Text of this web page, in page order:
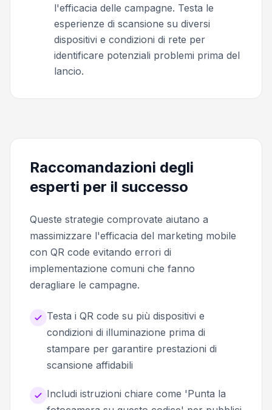
l'efficacia delle campagne. Testa le
esperienze di scansione su diversi
dispositivi e condizioni di rete per
identificare potenziali problemi prima del
lancio.
Raccomandazioni degli
esperti per il successo
Queste strategie comprovate aiutano a
massimizzare l'efficacia del marketing mobile
con QR code evitando errori di
implementazione comuni che fanno
deragliare le campagne.
Testa i QR code su più dispositivi e
condizioni di illuminazione prima di
stampare per garantire prestazioni di
scansione affidabili
Includi istruzioni chiare come 'Punta la